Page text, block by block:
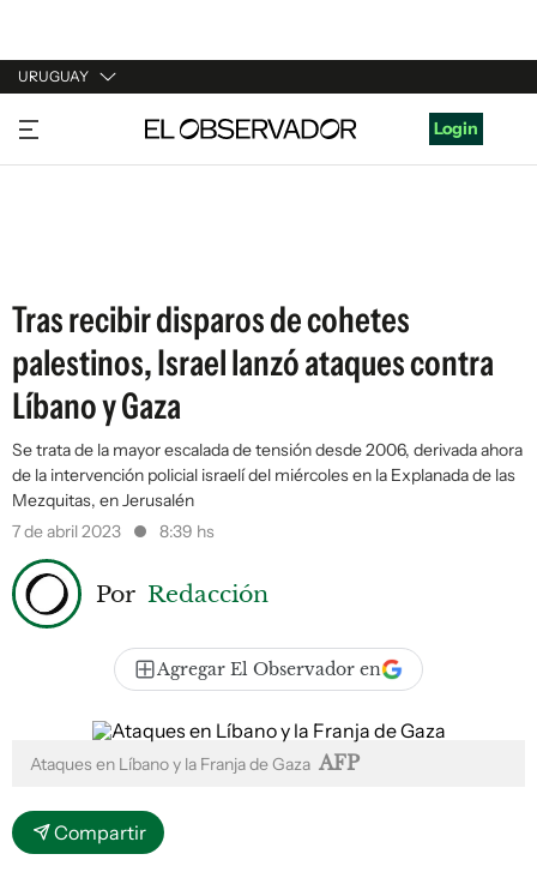
URUGUAY
URUGUAY
ARGENTINA
Login
Tras recibir disparos de cohetes
palestinos, Israel lanzó ataques contra
Líbano y Gaza
Se trata de la mayor escalada de tensión desde 2006, derivada ahora
de la intervención policial israelí del miércoles en la Explanada de las
Mezquitas, en Jerusalén
7 de abril 2023
8:39 hs
Por Redacción
Agregar El Observador en
Ataques en Líbano y la Franja de Gaza AFP
Compartir